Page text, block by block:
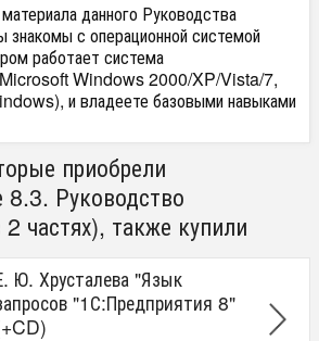
данного Руководства
знакомы с операционной системой
работает система
Windows 2000/XP/Vista/7,
и владеете базовыми навыками
приобрели
8.3. Руководство
2 частях), также купили
Ю. Хрусталева "Язык
"1С:Предприятия 8"